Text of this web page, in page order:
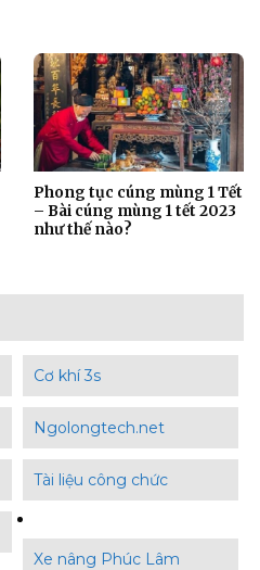
Phong tục cúng mùng 1 Tết
– Bài cúng mùng 1 tết 2023
như thế nào?
Cơ khí 3s
Ngolongtech.net
Tài liệu công chức
Xe nâng Phúc Lâm